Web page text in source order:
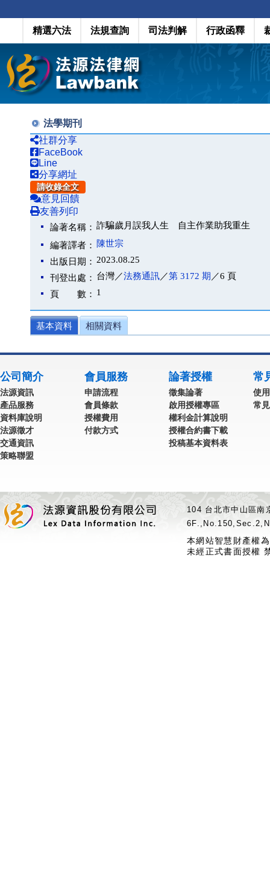
精選六法 法規查詢 司法判解 行政函釋
法學期刊
社群分享
FaceBook
Line
分享網址
請收錄全文
意見回饋
友善列印
論著名稱： 詐騙歲月誤我人生 自主作業助我重生
編著譯者：
陳世宗
出版日期： 2023.08.25
刊登出處： 台灣／法務通訊／第 3172 期 ／6 頁
頁 數： 1
基本資料 相關資料
公司簡介
法源資訊
產品服務
資料庫說明
法源徵才
交通資訊
策略聯盟
會員服務
申請流程
會員條款
授權費用
付款方式
論著授權
徵集論著
啟用授權專區
權利金計算說明
授權合約書下載
投稿基本資料表
常
使
常
104 台北市中山區
本網站智慧財產權
未經正式書面授權